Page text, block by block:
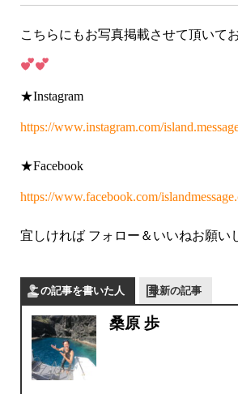
こちらにもお写真掲載させて頂いて
★Instagram
https://www.instagram.com/
★Facebook
https://www.facebook.com/
宜しければ フォロー＆いいねお願い
この記事を書いた人 最新の記事
桑原 歩